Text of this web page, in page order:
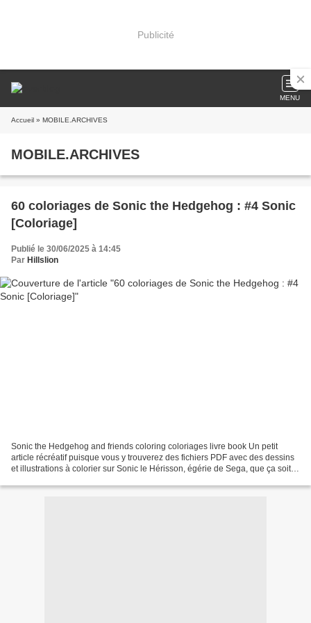
Publicité
MENU
Accueil » MOBILE.ARCHIVES
MOBILE.ARCHIVES
60 coloriages de Sonic the Hedgehog : #4 Sonic
[Coloriage]
Publié le 30/06/2025 à 14:45
Par Hillslion
Sonic the Hedgehog and friends coloring coloriages livre book Un petit
article récréatif puisque vous y trouverez des fichiers PDF avec des dessins
et illustrations à colorier sur Sonic le Hérisson, égérie de Sega, que ça soit